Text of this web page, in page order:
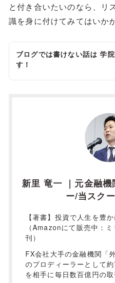
と付き合いたいのなら、リ
識を身に付けてみてはいか
ブログでは書けない話は学
す！
新里 竜一 ｜元金融
ー/当スク
【著書】投資で人生を豊
（Amazonにて販売中：
刊）
FX会社大手の金融機関「
のプロディーラーとして
を相手に毎日数百億円の取